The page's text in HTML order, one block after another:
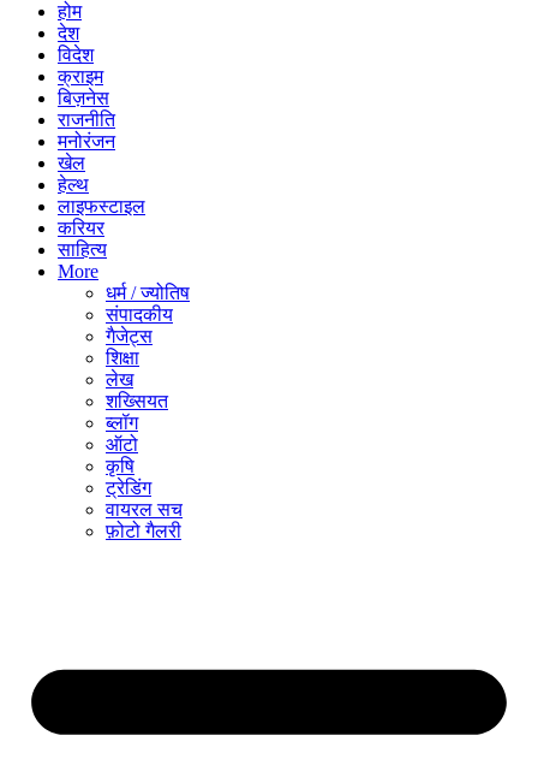
होम
देश
विदेश
क्राइम
बिज़नेस
राजनीति
मनोरंजन
खेल
हेल्थ
लाइफस्टाइल
करियर
साहित्य
More
धर्म / ज्योतिष
संपादकीय
गैजेट्स
शिक्षा
लेख
शख्सियत
ब्लॉग
ऑटो
कृषि
ट्रेडिंग
वायरल सच
फ़ोटो गैलरी